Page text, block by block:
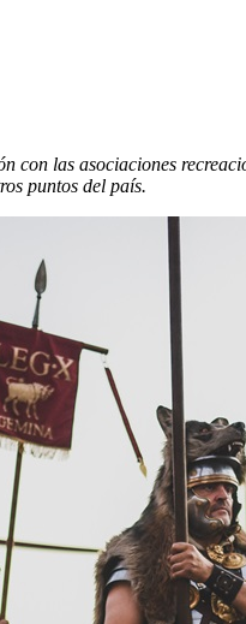
las asociaciones
puntos del país.